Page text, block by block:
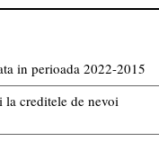
in perioada 2022-2015
creditele de nevoi